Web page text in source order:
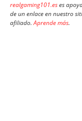
realgaming101.eses
de un enlace en nuestro
afiliado.Aprende más.